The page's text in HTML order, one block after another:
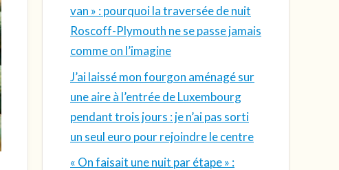
van » : pourquoi la traversée de nuit
Roscoff-Plymouth ne se passe jamais
comme on l’imagine
J’ai laissé mon fourgon aménagé sur
une aire à l’entrée de Luxembourg
pendant trois jours : je n’ai pas sorti
un seul euro pour rejoindre le centre
« On faisait une nuit par étape » :